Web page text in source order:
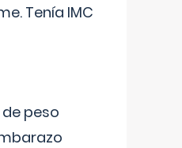
Tenía IMC
peso